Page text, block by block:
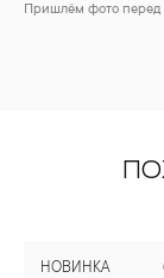
Пришлём фото перед
НОВИНКА